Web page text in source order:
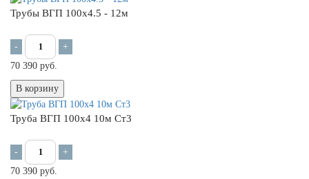
Трубы ВГП 100х4.5 - 12м
-
+
70 390 руб.
В корзину
Труба ВГП 100х4 10м Ст3
-
+
70 390 руб.